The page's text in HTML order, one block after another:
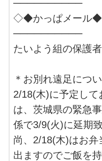
──────────
◇◆かっぱメール
──────────
たいよう組の保護
＊お別れ遠足につ
2/18(木)に予定して
は、茨城県の緊急
係で3/9(火)に延期致
尚、2/18(木)はお
出ますのでご飯を